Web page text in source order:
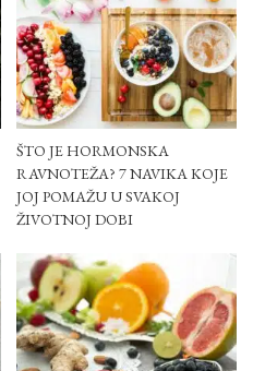
ŠTO JE HORMONSKA
RAVNOTEŽA? 7 NAVIKA KOJE
JOJ POMAŽU U SVAKOJ
ŽIVOTNOJ DOBI